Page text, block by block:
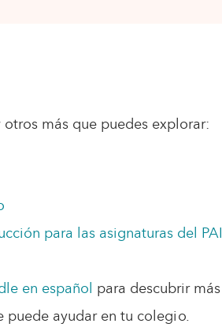
más que puedes explorar:
para las asignaturas del PAI
en español para descubrir más
puede ayudar en tu colegio.